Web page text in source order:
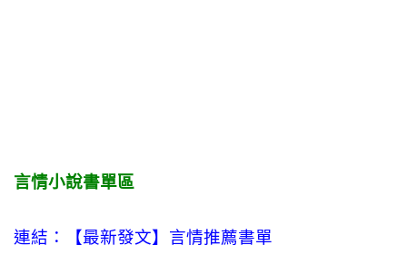
言情小說書單區
連結：【最新發文】 言情推薦書單